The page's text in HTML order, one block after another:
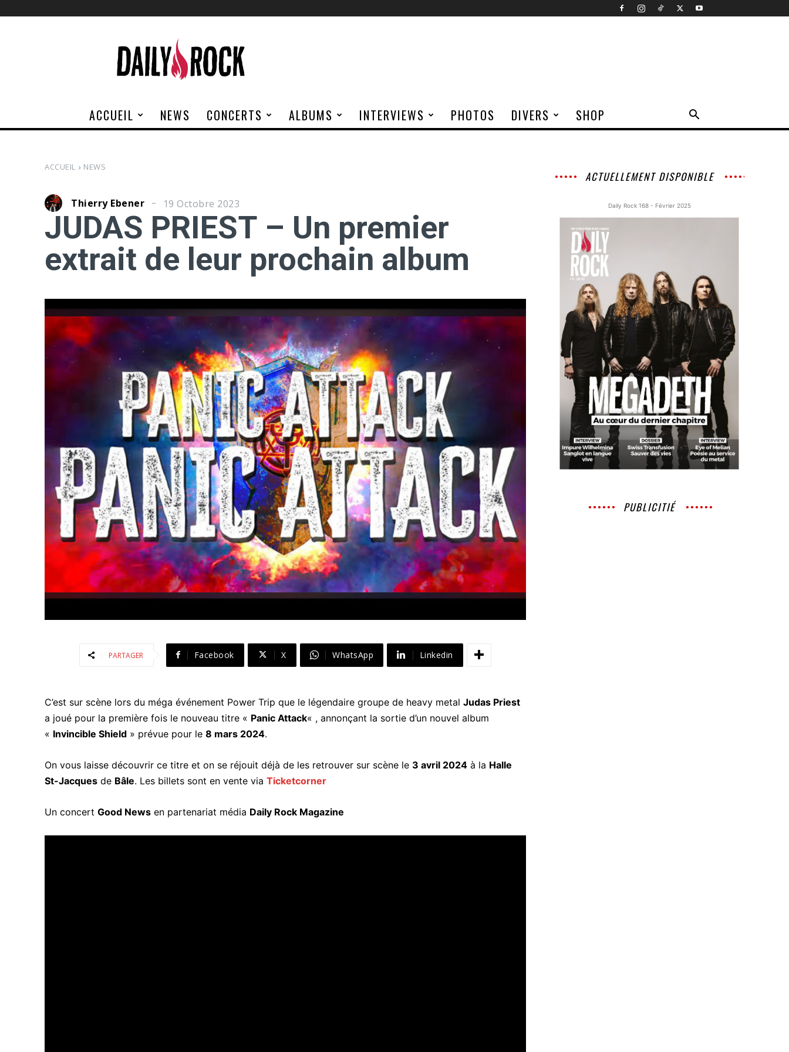
Rock
ACCUEIL NEWS CONCERTS ALBUMS INTERVIEWS PHOTOS DIVERS SHOP
ACCUEIL NEWS
Thierry Ebener 19 Octobre 2023
JUDAS PRIEST – Un premier
extrait de leur prochain album
PARTAGER Facebook X WhatsApp Linkedin
C’est sur scène lors du méga événement Power Trip que le légendaire groupe de heavy metal Judas Priest
a joué pour la première fois le nouveau titre « Panic Attack« , annonçant la sortie d’un nouvel album
« Invincible Shield » prévue pour le 8 mars 2024.
On vous laisse découvrir ce titre et on se réjouit déjà de les retrouver sur scène le 3 avril 2024 à la Halle
St-Jacques de Bâle. Les billets sont en vente via Ticketcorner
Un concert Good News en partenariat média Daily Rock Magazine
ACTUELLEMENT DISPONIBLE
Daily Rock 168 - Février 2025
PUBLICITIÉ